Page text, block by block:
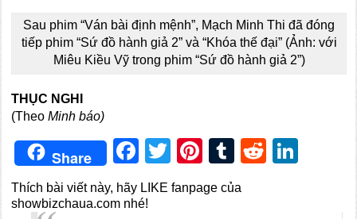
Sau phim “Ván bài định mệnh”, Mạch Minh Thi đã đóng
tiếp phim “Sứ đồ hành giả 2” và “Khóa thế đại” (Ảnh: với
Miêu Kiều Vỹ trong phim “Sứ đồ hành giả 2”)
THỤC NGHI
(TheoMinh báo)
Share Facebook
TwitterPinterest
TumblrReddit
Thích bài viết này, hãy LIKE fanpage của
showbizchaua.com nhé!